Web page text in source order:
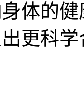
体的
更科